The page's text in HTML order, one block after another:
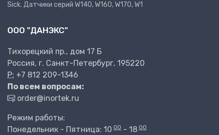
Sick. Датчики серий W140, W160, W170, W1
ООО "ДАНЭКС"
Тихорецкий пр., дом 17 Б
Россия, г. Санкт-Петербург, 195220
P: +7 812 209-1346
По всем вопросам:
order@inortek.ru
Режим работы:
Понедельник - Пятница: 10 00 - 18 00